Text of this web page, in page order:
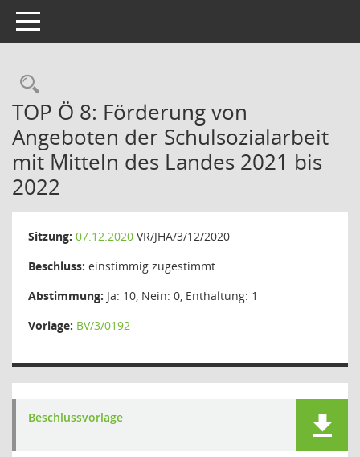
Toggle navigation
Rechercheauswahl
TOP Ö 8: Förderung von
Angeboten der Schulsozialarbeit
mit Mitteln des Landes 2021 bis
2022
Sitzung: 07.12.2020 VR/JHA/3/12/2020
Beschluss: einstimmig zugestimmt
Abstimmung: Ja: 10, Nein: 0, Enthaltung: 1
Vorlage: BV/3/0192
Beschlussvorlage